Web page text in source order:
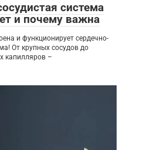
система
и почему важна
и функционирует сердечно-
От крупных сосудов до
капилляров –